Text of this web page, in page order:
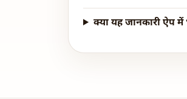
क्या यह जानकारी ऐप में